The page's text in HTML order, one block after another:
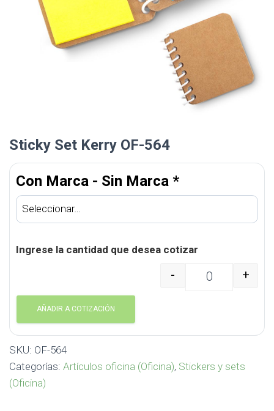
Sticky Set Kerry OF-564
Con Marca - Sin Marca *
Ingrese la cantidad que desea cotizar
Sticky Set Kerry OF-
- +
AÑADIR A COTIZACIÓN
SKU: OF-564
Categorías: Artículos oficina (Oficina), Stickers y sets
(Oficina)